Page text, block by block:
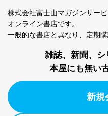
株式会社富士山マガジンサービ
オンライン書店です。
一般的な書店と異なり、 定期
雑誌、新聞、
本屋にも無い
新規